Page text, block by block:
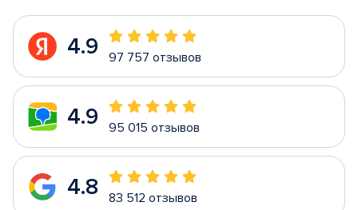
4.9 97 757 отзывов
4.9 95 015 отзывов
4.8 83 512 отзывов